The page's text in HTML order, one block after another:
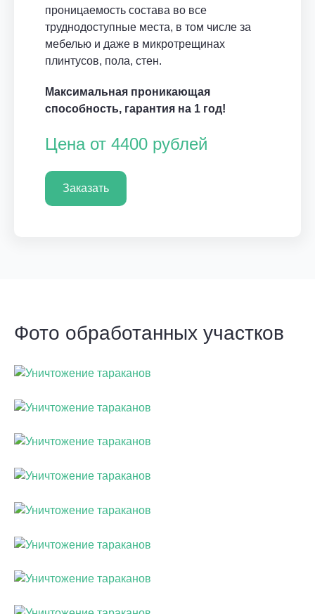
проницаемость состава во все
труднодоступные места, в том числе за
мебелью и даже в микротрещинах
плинтусов, пола, стен.
Максимальная проникающая
способность, гарантия на 1 год!
Цена от 4400 рублей
Заказать
Фото обработанных участков